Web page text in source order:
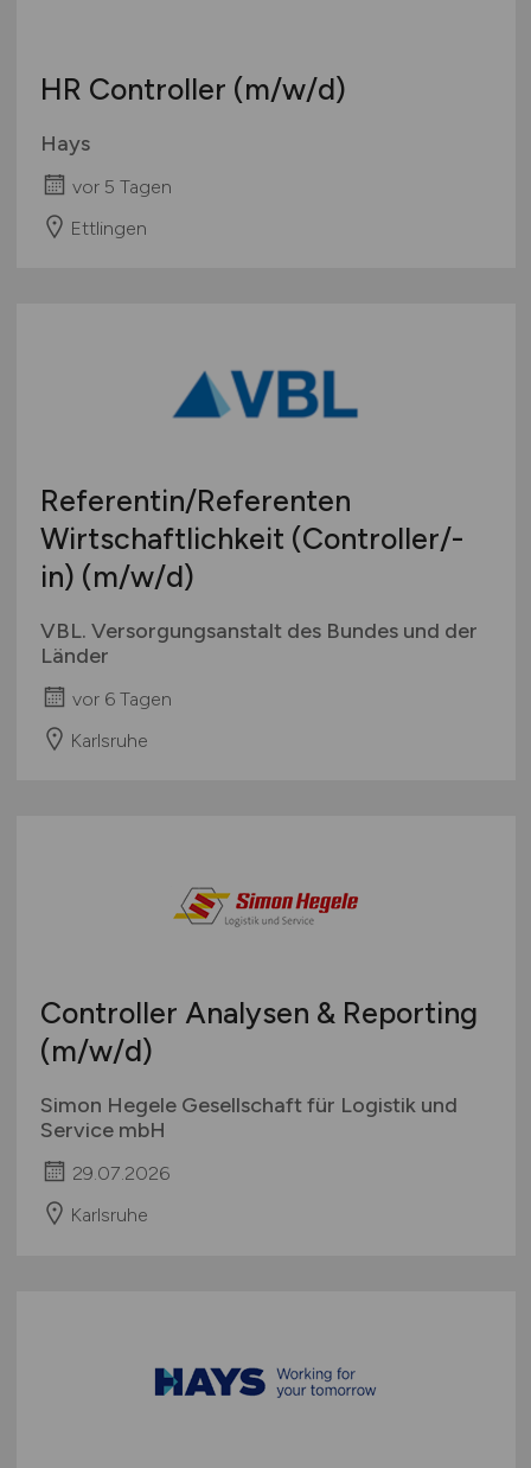
HR Controller (m/w/d)
Hays
vor 5 Tagen
Ettlingen
Referentin/Referenten
Wirtschaftlichkeit (Controller/-
in) (m/w/d)
VBL. Versorgungsanstalt des Bundes und der
Länder
vor 6 Tagen
Karlsruhe
Controller Analysen & Reporting
(m/w/d)
Simon Hegele Gesellschaft für Logistik und
Service mbH
29.07.2026
Karlsruhe